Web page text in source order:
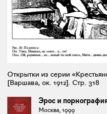
Открытки из серии
[Варшава, ок. 1912]. Стр. 318
Эрос и
Москва, 1999